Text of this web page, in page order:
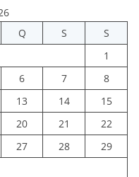
Q S
S
1
6 7
8
13 14
15
20 21
22
27 28
29